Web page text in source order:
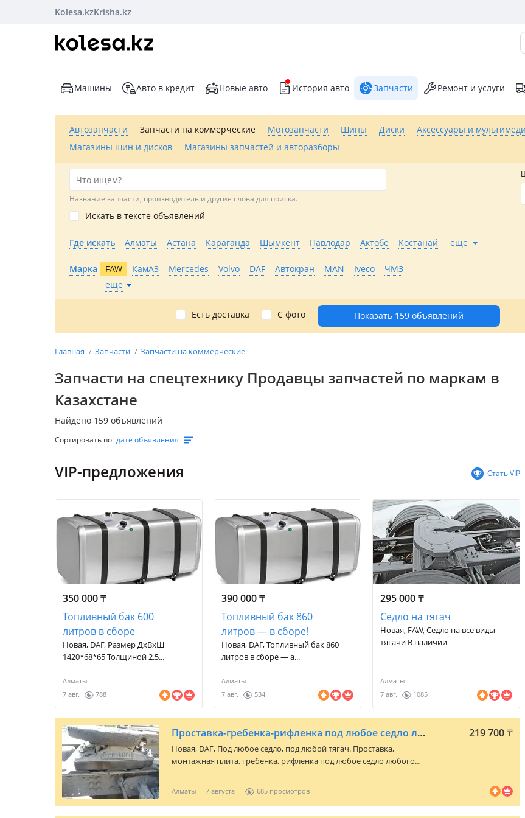
Kolesa.kzKrisha.kz
Машины Авто в кредит Новые авто История авто Запчасти Ремонт и услуги
Автозапчасти Запчасти на коммерческие Мотозапчасти Шины Диски Аксессуары и
Магазины шин и дисков
Магазины запчастей и авторазборы
Название запчасти, производитель и другие слова для поиска.
Искать в тексте объявлений
Где искать Алматы Астана Караганда Шымкент Павлодар Актобе Костанай ещё
Марка FAW КамАЗ Mercedes Volvo DAF Автокран MAN Iveco
ЧМЗ
ещё
Показать 159 объявлений
Есть доставка С фото
Главная Запчасти Запчасти на коммерческие
Запчасти на спецтехнику Продавцы запчастей по маркам в
Казахстане
Найдено 159 объявлений
Сортировать по: дате объявления
VIP-предложения Стать VIP
350 000₸
Топливный бак 600
литров в сборе
Новая, DAF, Размер ДxВxШ
1420*68*65 Толщиной 2.5...
Алматы
7 авг.
788
390 000₸
Топливный бак 860
литров — в сборе!
Новая, DAF, Топливный бак 860
литров в сборе — а...
Алматы
7 авг.
534
295 000₸
Седло на тягач
Новая, FAW, Седло на все виды
тягачи В наличии
Алматы
7 авг.
1085
Проставка-гребенка-рифленка под любое седло любого тягача 219 700₸
Новая, DAF, Под любое седло, под любой тягач. Проставка,
монтажная плита, гребенка, рифленка под любое седло любого
высокопрочной стали уголки, проставки, гребенки, монтажные
плиты под седло тягача, чтобы поднять или опустить седло на
Алматы 7 августа 685